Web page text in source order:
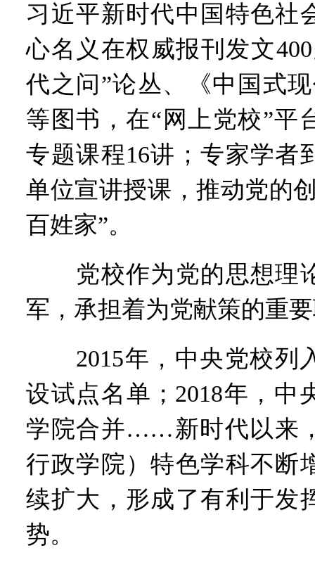
习近平新时代中国特色社
心名义在权威报刊发文
代之问”论丛、《中国式
等图书，在“网上党校”平
专题课程16讲；专家学者
单位宣讲授课，推动党的
百姓家”。
党校作为党的思想理
军，承担着为党献策的重
2015年，中央党校列
设试点名单；2018年，中
学院合并……新时代以来
行政学院）特色学科不断
续扩大，形成了有利于发
势。